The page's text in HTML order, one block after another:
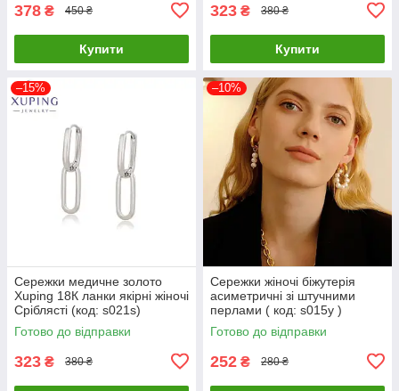
378 ₴ 450 ₴
Купити
323 ₴ 380 ₴
Купити
–15%
Сережки медичне золото
Xuping 18К ланки якірні жіночі
Сріблясті (код: s021s)
Готово до відправки
323 ₴ 380 ₴
–10%
Сережки жіночі біжутерія
асиметричні зі штучними
перлами ( код: s015y )
Готово до відправки
252 ₴ 280 ₴